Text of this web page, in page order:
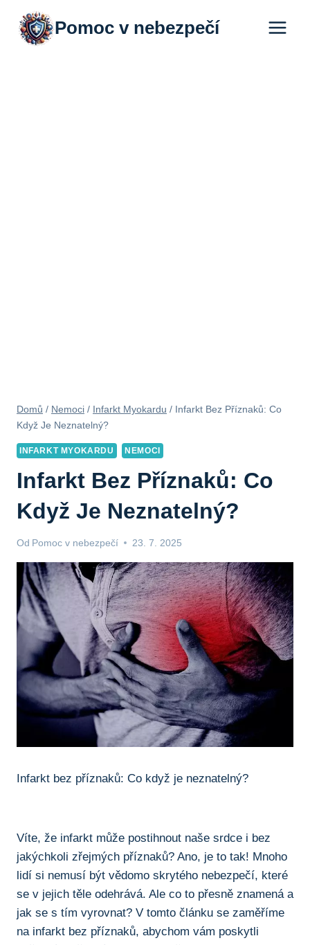
Přeskočit
obsah
Pomoc v nebezpečí
Domů / Nemoci / Infarkt Myokardu / Infarkt Bez Příznaků: Co
Když Je Neznatelný?
INFARKT MYOKARDU NEMOCI
Infarkt Bez Příznaků: Co
Když Je Neznatelný?
Od Pomoc v nebezpečí 23. 7. 2025
Infarkt ⁢bez příznaků: Co ⁢když je neznatelný?
Víte, že⁣ infarkt může postihnout naše srdce i bez
jakýchkoli zřejmých příznaků? Ano, je to tak! Mnoho ​
lidí si ⁣nemusí být vědomo skrytého ⁤nebezpečí, které
se‌ v jejich ⁢těle odehrává. Ale co to přesně znamená ⁢a
jak se s tím vyrovnat? V tomto článku se zaměříme
na infarkt bez příznaků, ⁢abychom vám poskytli